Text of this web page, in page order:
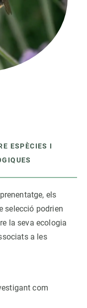
ESPÈCIES I
els
selecció podrien
la seva ecologia
a les
com
ecosistemes
terra